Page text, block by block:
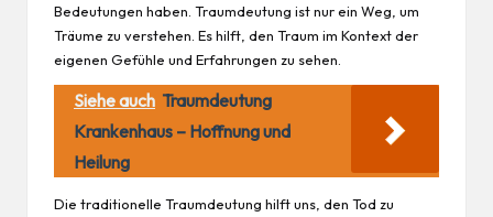
Bedeutungen haben. Traumdeutung ist nur ein Weg, um
Träume zu verstehen. Es hilft, den Traum im Kontext der
eigenen Gefühle und Erfahrungen zu sehen.
Siehe auch Traumdeutung
Krankenhaus – Hoffnung und
Heilung
Die traditionelle Traumdeutung hilft uns, den Tod zu